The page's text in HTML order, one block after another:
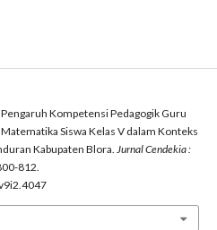
Kompetensi Pedagogik Guru
Siswa Kelas V dalam Konteks
Kabupaten Blora. Jurnal Cendekia :
812.